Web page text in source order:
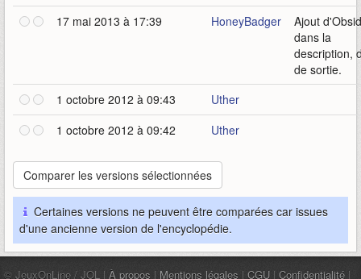
17 mai 2013 à 17:39
HoneyBadger
Ajout
dans la
description,
de sortie.
1 octobre 2012 à 09:43
Uther
1 octobre 2012 à 09:42
Uther
Certaines versions ne peuvent être comparées car issues
d'une ancienne version de l'encyclopédie.
© JeuxOnLine / JOL | À propos | Mentions légales | CGU | Confidentialité |